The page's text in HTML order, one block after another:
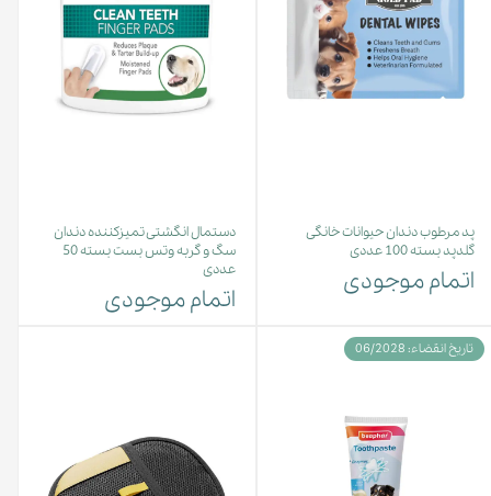
پد مرطوب دندان حیوانات خانگی
گلدپد بسته 100 عددی
اتمام موجودی
دستمال انگشتی تمیزکننده دندان
سگ و گربه وتس بست بسته 50
عددی
اتمام موجودی
تاریخ انقضاء: 06/2028